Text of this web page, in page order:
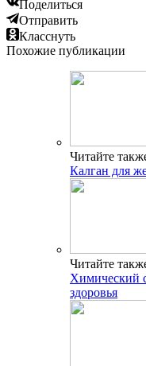
Поделиться
Отправить
Класснуть
Похожие публикации
Читайте
Калган для
Читайте
Химический
здоровья